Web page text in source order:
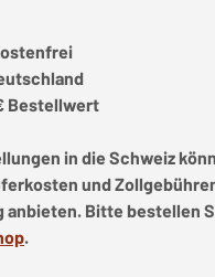
Bestellwert
in die Schweiz
und
anbieten. Bitte bestellen
.